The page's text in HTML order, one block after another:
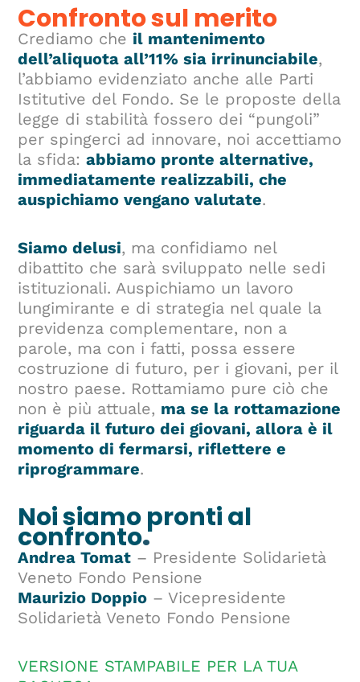
Confronto sul merito
Crediamo che il mantenimento
dell’aliquota all’11% sia irrinunciabile,
l’abbiamo evidenziato anche alle Parti
Istitutive del Fondo. Se le proposte della
legge di stabilità fossero dei “pungoli”
per spingerci ad innovare, noi accettiamo
la sfida:abbiamo pronte alternative,
immediatamente realizzabili, che
auspichiamo vengano valutate.
Siamo delusi, ma confidiamo nel
dibattito che sarà sviluppato nelle sedi
istituzionali. Auspichiamo un lavoro
lungimirante e di strategia nel quale la
previdenza complementare, non a
parole, ma con i fatti, possa essere
costruzione di futuro, per i giovani, per il
nostro paese. Rottamiamo pure ciò che
non è più attuale, ma se la rottamazione
riguarda il futuro dei giovani, allora è il
momento di fermarsi, riflettere e
riprogrammare.
Noi siamo pronti al
confronto.
Andrea Tomat – Presidente Solidarietà
Veneto Fondo Pensione
Maurizio Doppio – Vicepresidente
Solidarietà Veneto Fondo Pensione
VERSIONE STAMPABILE PER LA TUA